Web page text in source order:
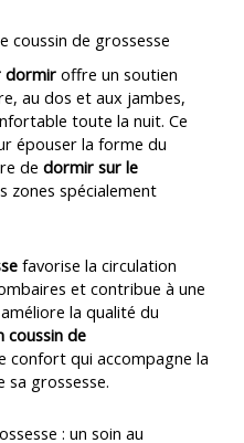
coussin de grossesse
dormir offre un soutien
au dos et aux jambes,
toute la nuit. Ce
épouser la forme du
de dormir sur le
zones spécialement
favorise la circulation
et contribue à une
la qualité du
coussin de
confort qui accompagne la
grossesse.
: un soin au